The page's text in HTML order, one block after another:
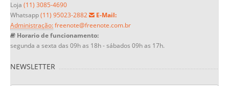
Loja (11) 3085-4690
Whatsapp(11) 95023-2882
E-Mail:
Administração:freenote@freenote.com.br
Horario de funcionamento:
segunda a sexta das 09h as 18h - sábados 09h as 17h.
NEWSLETTER